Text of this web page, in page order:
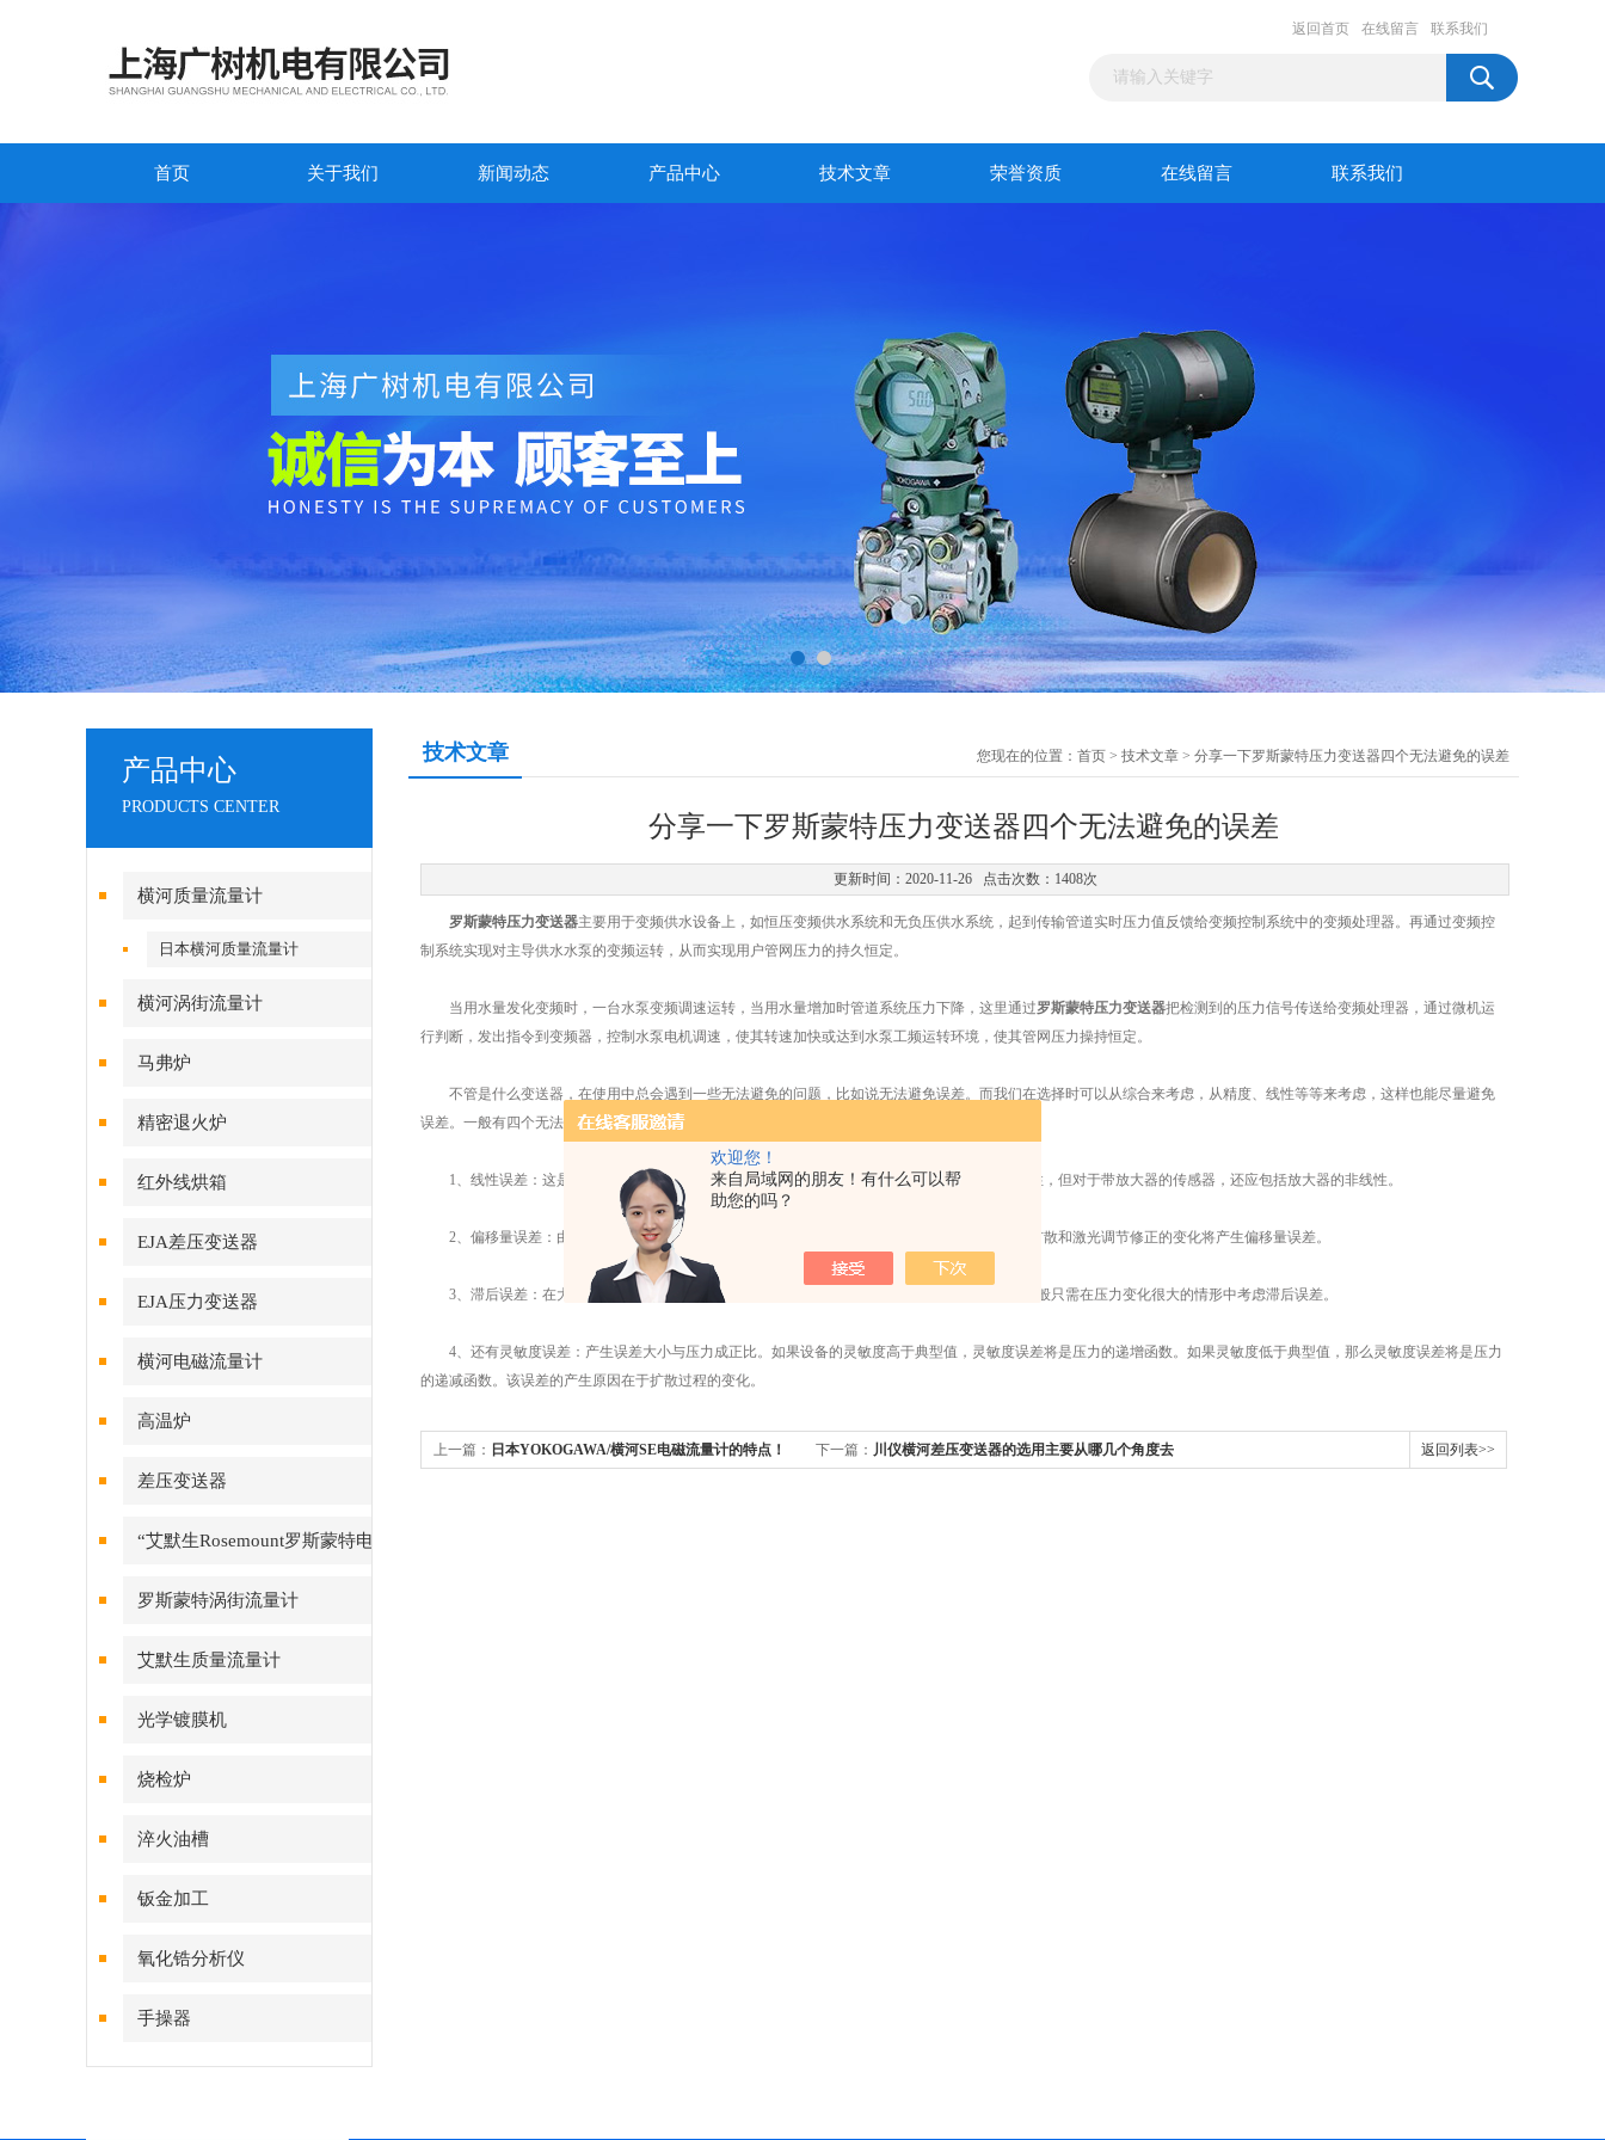
欢迎您！
来自局域网的朋友！有什么可以帮
助您的吗？
返回首页 在线留言 联系我们
首页 关于我们 新闻动态 产品中心 技术文章 荣誉资质 在线留言 联系我们
产品中心
PRODUCTS CENTER
横河质量流量计
日本横河质量流量计
横河涡街流量计
马弗炉
精密退火炉
红外线烘箱
EJA差压变送器
EJA压力变送器
横河电磁流量计
高温炉
差压变送器
“艾默生Rosemount罗斯蒙特电
磁流量计
罗斯蒙特涡街流量计
艾默生质量流量计
光学镀膜机
烧检炉
淬火油槽
钣金加工
氧化锆分析仪
手操器
技术文章 您现在的位置： 首页 > 技术文章 > 分享一下罗斯蒙特压力变送器四个无法避免的误差
分享一下罗斯蒙特压力变送器四个无法避免的误差
更新时间：2020-11-26 点击次数：1408次
罗斯蒙特压力变送器主要用于变频供水设备上，如恒压变频供水系统和无负压供水系统，起到传输管道实时压力值反馈给变频控制系统中的变频处理器。再通过变频控
制系统实现对主导供水水泵的变频运转，从而实现用户管网压力的持久恒定。
当用水量发化变频时，一台水泵变频调速运转，当用水量增加时管道系统压力下降，这里通过罗斯蒙特压力变送器把检测到的压力信号传送给变频处理器，通过微机运
行判断，发出指令到变频器，控制水泵电机调速，使其转速加快或达到水泵工频运转环境，使其管网压力操持恒定。
不管是什么变送器，在使用中总会遇到一些无法避免的问题，比如说无法避免误差。而我们在选择时可以从综合来考虑，从精度、线性等等来考虑，这样也能尽量避免
误差。一般有四个无法避免的误差：
1、线性误差：这是一个对初始误差影响较小的因素，该误差的产生原因在于硅片的物理非线性，但对于带放大器的传感器，还应包括放大器的非线性。
2、偏移量误差：由于罗斯蒙特压力变送器在整个压力范围内垂直偏移保持恒定，因此变换器扩散和激光调节修正的变化将产生偏移量误差。
3、滞后误差：在大多数情形中，滞后误差*可以忽略不计，因为硅片具有很高的机械刚度。一般只需在压力变化很大的情形中考虑滞后误差。
4、还有灵敏度误差：产生误差大小与压力成正比。如果设备的灵敏度高于典型值，灵敏度误差将是压力的递增函数。如果灵敏度低于典型值，那么灵敏度误差将是压力
的递减函数。该误差的产生原因在于扩散过程的变化。
上一篇： 日本YOKOGAWA/横河SE电磁流量计的特点！ 下一篇： 川仪横河差压变送器的选用主要从哪几个角度去 返回列表>>